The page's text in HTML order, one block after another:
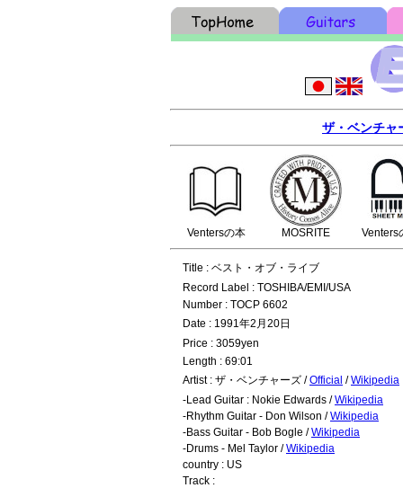
ザ・ベンチャ
Ventersの本 MOSRITE Venters
Title : ベスト・オブ・ライブ
Record Label : TOSHIBA/EMI/USA
Number : TOCP 6602
Date : 1991年2月20日
Price : 3059yen
Length : 69:01
Artist : ザ・ベンチャーズ /Official /Wikipedia
-Lead Guitar : Nokie Edwards /Wikipedia
-Rhythm Guitar - Don Wilson /Wikipedia
-Bass Guitar - Bob Bogle /Wikipedia
-Drums - Mel Taylor /Wikipedia
country : US
Track :